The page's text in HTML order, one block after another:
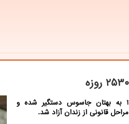
نازنین زاغری که سال 1395 به بهتان جاسوس دستگیر شده و
قانونی از زندان آزاد شد.